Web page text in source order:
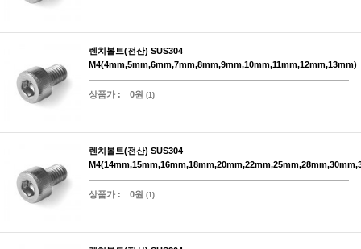
렌치볼트(전산) SUS304
M4(4mm,5mm,6mm,7mm,8mm,9mm,10mm,11mm,12mm,13mm)
상품가 : 0원 (1)
렌치볼트(전산) SUS304
상품가 : 0원 (1)